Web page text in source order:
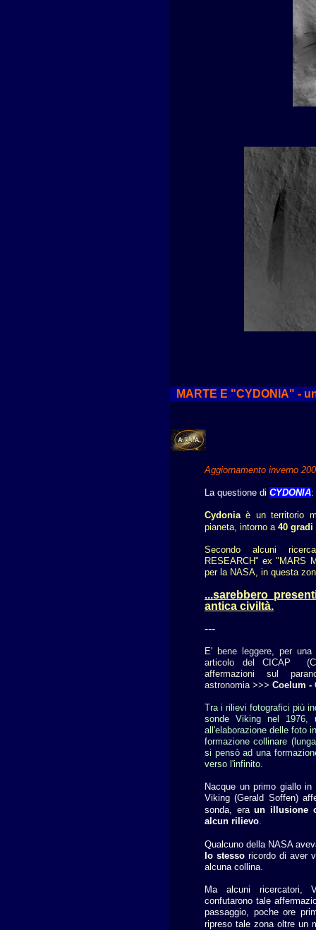
MARTE E "CYDONIA" -
Aggiornamento inverno
La questione di CYDONIA:
Cydoniaè un territorio
pianeta, intorno a 40 gradi
Secondo alcuni
RESEARCH" ex "MARS
per la NASA, in questa
...sarebbero
antica civiltà.
---
E' bene leggere, per
articolo del CICAP
affermazioni sul
astronomia >>> Coelum -
Tra i rilievi fotografici più
sonde Viking nel 1976,
all'elaborazione delle foto
formazione collinare
si pensò ad una
verso l'infinito.
Nacque un primo giallo
Viking (Gerald Soffen)
sonda, eraun illusione
alcun rilievo.
Qualcuno della NASA
Io stesso ricordo di aver
alcuna collina.
Ma alcuni ricercatori,
confutarono tale
passaggio, poche ore
ripreso tale zona oltre un